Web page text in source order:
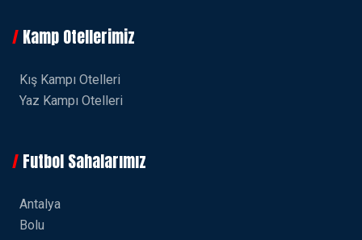
Kamp Otellerimiz
Kış Kampı Otelleri
Yaz Kampı Otelleri
Futbol Sahalarımız
Antalya
Bolu